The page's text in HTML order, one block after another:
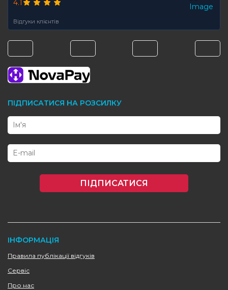
4.1
Відгуки клієнтів
ПІДПИСАТИСЯ НА РОЗСИЛКУ
ПІДПИСАТИСЯ
ІНФОРМАЦІЯ
Правила публікації відгуків
Сервіс
Про нас